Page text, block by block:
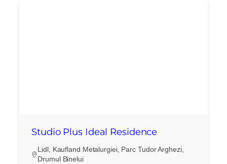
Studio Plus Ideal Residence
Lidl, Kaufland Metalurgiei, Parc Tudor Arghezi,
Drumul Binelui